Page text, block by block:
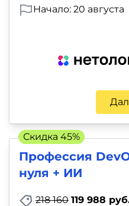
Начало: 20 августа
Профессия
нуля + ИИ
218 160 119 988
Скидка 45%